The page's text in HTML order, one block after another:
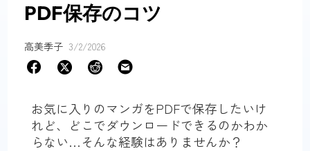
PDF保存のコツ
高美季子 3/2/2026
お気に入りのマンガをPDFで保存したいけ
れど、どこでダウンロードできるのかわか
らない…そんな経験はありませんか？